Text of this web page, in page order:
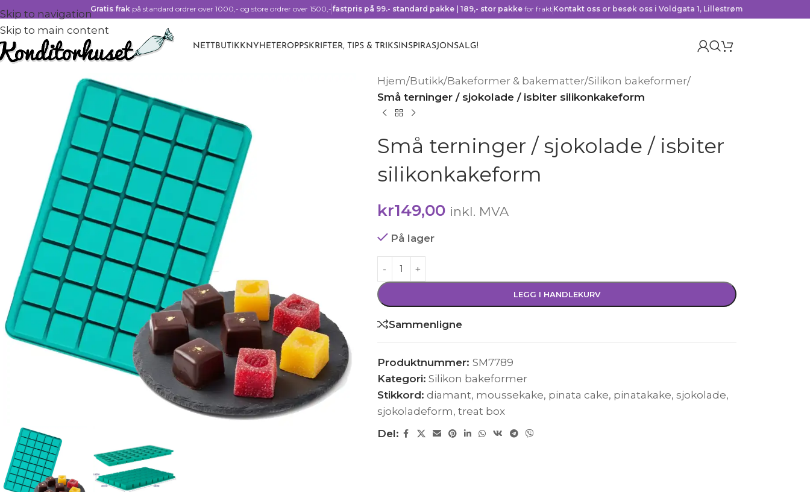
Skip to navigation
Skip to main content
Gratis frak på standard ordrer over 1000,- og store ordrer over 1500,- fastpris på 99.- standard pakke | 189,- stor pakke for frakt Kontakt oss or besøk oss i Voldgata 1, Lillestrøm
NETTBUTIKK NYHETEROPPSKRIFTER, TIPS & TRIKS INSPIRASJON SALG!
Hjem/Butikk/Bakeformer & bakematter/Silikon bakeformer/
Små terninger / sjokolade / isbiter silikonkakeform
Små terninger / sjokolade / isbiter
silikonkakeform
kr149,00 inkl. MVA
På lager
LEGG I HANDLEKURV
Sammenligne
Produktnummer: SM7789
Kategori: Silikon bakeformer
Stikkord: diamant, moussekake, pinata cake, pinatakake, sjokolade,
sjokoladeform, treat box
Del: